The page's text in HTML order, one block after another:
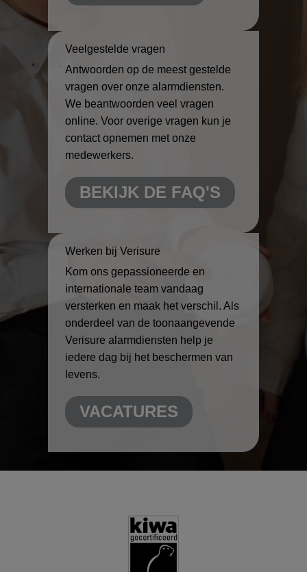
Veelgestelde vragen
Antwoorden op de meest gestelde
vragen over onze alarmdiensten.
We beantwoorden veel vragen
online. Voor overige vragen kun je
contact opnemen met onze
medewerkers.
BEKIJK DE FAQ'S
Werken bij Verisure
Kom ons gepassioneerde en
internationale team vandaag
versterken en maak het verschil. Als
onderdeel van de toonaangevende
Verisure alarmdiensten help je
iedere dag bij het beschermen van
levens.
VACATURES